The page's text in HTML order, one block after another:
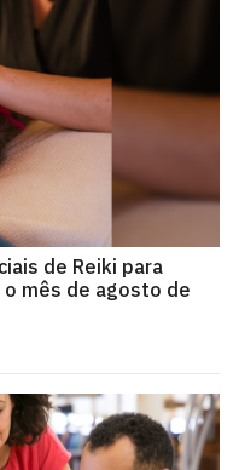
de Reiki para
mês de agosto de